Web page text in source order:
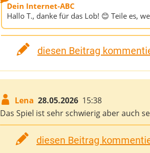
Dein Internet-ABC
Hallo T., danke für das Lob! 😊 Teile es,
diesen Beitrag
Lena 28.05.2026 15:38
Das Spiel ist sehr schwierig aber auch
diesen Beitrag